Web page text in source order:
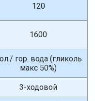
120
1600
гор. вода (гликоль
макс 50%)
3-ходовой